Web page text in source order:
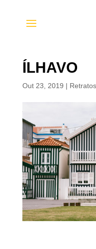
ÍLHAVO
Out 23, 2019 |